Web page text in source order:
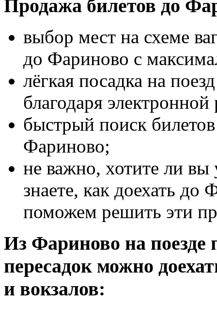
Продажа билетов до
выбор мест на схеме
до Фариново с
лёгкая посадка на
благодаря
быстрый поиск
Фариново;
не важно, хотите ли вы
знаете, как доехать
поможем решить эти
Из Фариново на поезде
пересадок можно
и вокзалов: